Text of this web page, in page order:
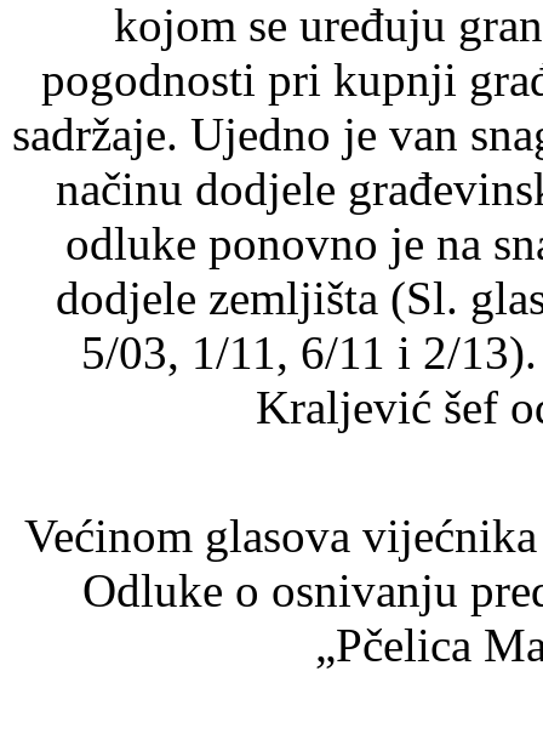
kojom se uređuju
pogodnosti pri kupnji
sadržaje. Ujedno je van
načinu dodjele
odluke ponovno je na
dodjele zemljišta (Sl.
5/03, 1/11, 6/11 i 2/
Kraljević šef
Većinom glasova
Odluke o osnivanju
„Pčelica